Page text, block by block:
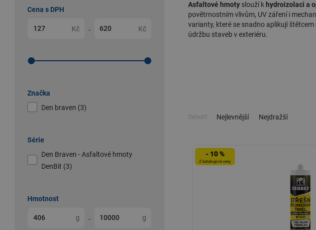
Cena s DPH
Kč - Kč
Značka
Den braven (3)
Série
Den Braven - Asfaltové hmoty
DenBit (3)
Hmotnost
g - g
Asfaltové hmoty slouží k hydroizolaci a
povětrnostním vlivům, UV záření i
varianty, které se snadno aplikují štětcem
údržbu staveb v exteriéru.
Seřadit: Nejlevnější Nejdražší
- 10 %
Z katalogové ceny